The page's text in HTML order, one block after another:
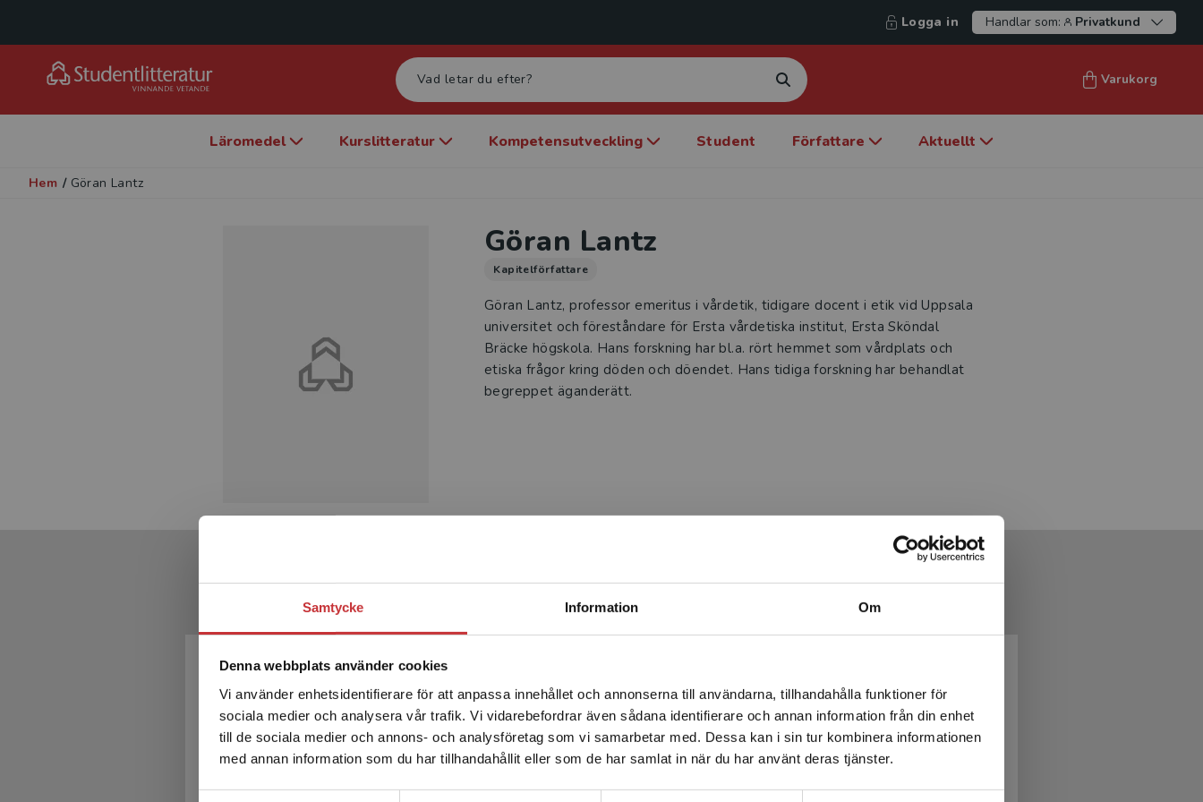
Samtycke Information Om
Denna webbplats använder cookies
Vi använder enhetsidentifierare för att anpassa innehållet och annonserna till användarna, tillhandahålla funktioner för
sociala medier och analysera vår trafik. Vi vidarebefordrar även sådana identifierare och annan information från din enhet
till de sociala medier och annons- och analysföretag som vi samarbetar med. Dessa kan i sin tur kombinera informationen
med annan information som du har tillhandahållit eller som de har samlat in när du har använt deras tjänster.
Begränsad fraktregion
Det verkar som att du besöker studentlitteratur.se via en
enhet utanför Sverige. Vi erbjuder inte leveranser utanför
Sverige. För att kunna slutföra ett köp måste
leveransadressen vara i Sverige.Läs mer
Logga in Handlar som: Privatkund
Varukorg
Läromedel Kurslitteratur Kompetensutveckling Student Författare Aktuellt
Hem / Göran Lantz
Göran Lantz
Kapitelförfattare
Göran Lantz, professor emeritus i vårdetik, tidigare docent i etik vid Uppsala
universitet och föreståndare för Ersta vårdetiska institut, Ersta Sköndal
Bräcke högskola. Hans forskning har bl.a. rört hemmet som vårdplats och
etiska frågor kring döden och döendet. Hans tidiga forskning har behandlat
begreppet äganderätt.
Produkter